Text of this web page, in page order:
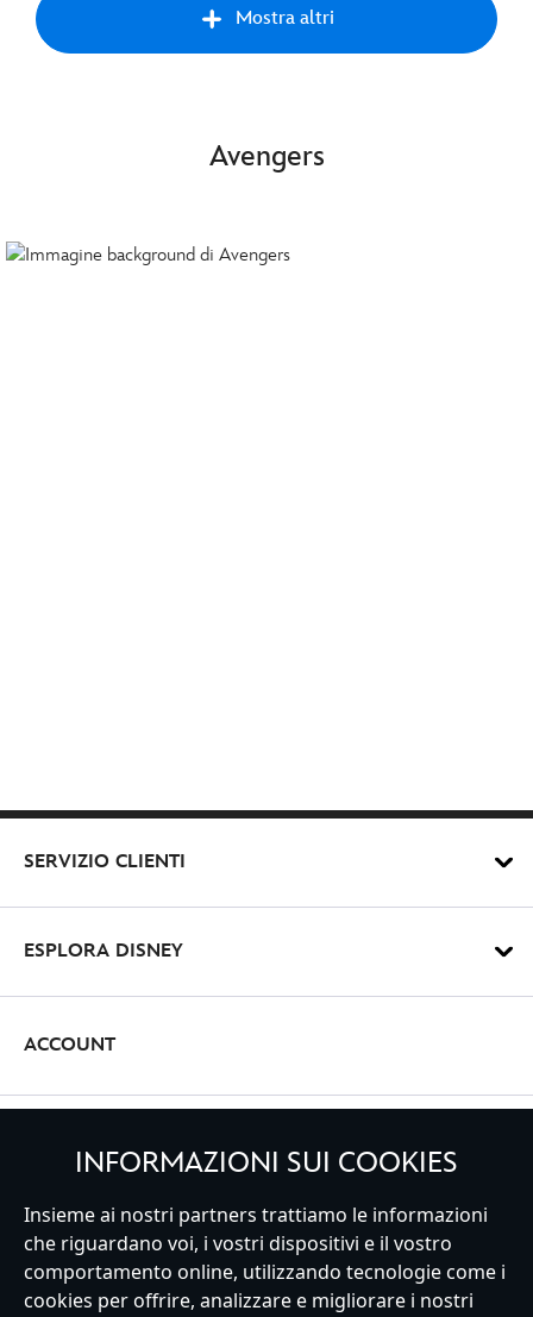
Mostra altri
Avengers
SERVIZIO CLIENTI
ESPLORA DISNEY
ACCOUNT
Italy
INFORMAZIONI SUI COOKIES
Insieme ai nostri partners trattiamo le informazioni
che riguardano voi, i vostri dispositivi e il vostro
comportamento online, utilizzando tecnologie come i
cookies per offrire, analizzare e migliorare i nostri